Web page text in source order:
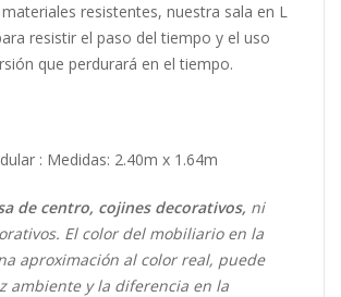
resistentes, nuestra sala en L
resistir el paso del tiempo y el uso
que perdurará en el tiempo.
: Medidas: 2.40m x 1.64m
de centro, cojines decorativos, ni
El color del mobiliario en la
aproximación al color real, puede
ambiente y la diferencia en la